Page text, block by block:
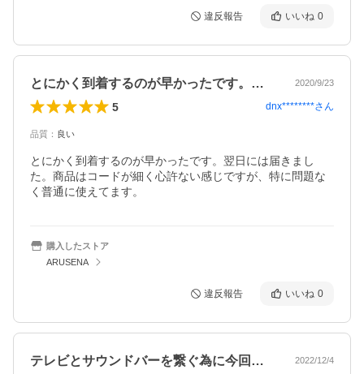
違反報告 いいね 0
とにかく到着するのが早かったです。翌日… 2020/9/23
5 dnx********さん
品質 ： 良い
とにかく到着するのが早かったです。翌日には届きまし
た。商品はコードが細く心許ない感じですが、特に問題な
く普通に使えてます。
購入したストア
ARUSENA
違反報告 いいね 0
テレビとサウンドバーを繋ぐ為に今回購入… 2022/12/4